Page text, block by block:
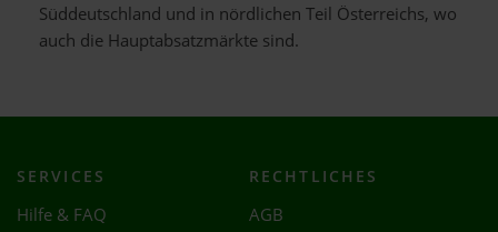
Süddeutschland und in nördlichen Teil Österreichs, wo
auch die Hauptabsatzmärkte sind.
SERVICES
Hilfe & FAQ
RECHTLICHES
AGB